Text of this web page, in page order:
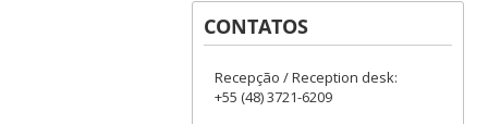
CONTATOS
Recepção / Reception desk:
+55 (48) 3721-6209